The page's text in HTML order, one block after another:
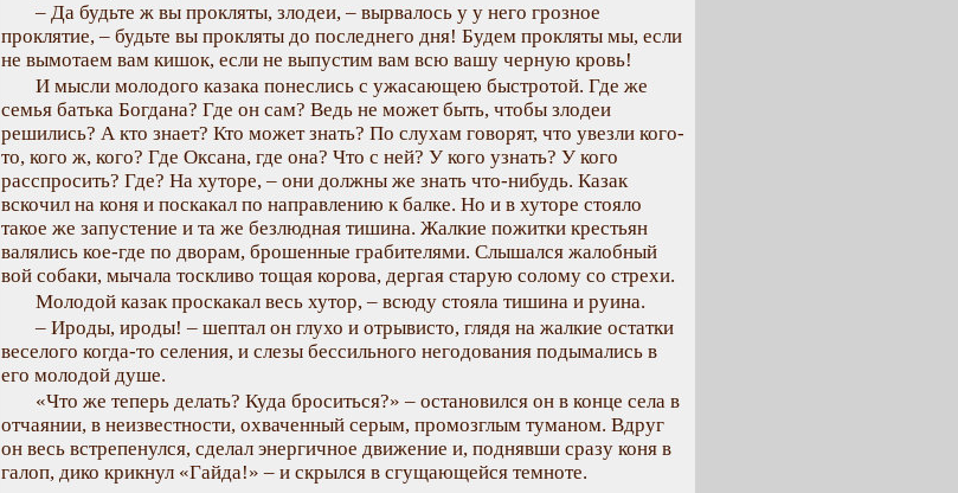
– Да будьте ж вы прокляты, злодеи, – вырвалось у у него грозное
проклятие, – будьте вы прокляты до последнего дня! Будем прокляты мы, если
не вымотаем вам кишок, если не выпустим вам всю вашу черную кровь!
И мысли молодого казака понеслись с ужасающею быстротой. Где же
семья батька Богдана? Где он сам? Ведь не может быть, чтобы злодеи
решились? А кто знает? Кто может знать? По слухам говорят, что увезли кого-
то, кого ж, кого? Где Оксана, где она? Что с ней? У кого узнать? У кого
расспросить? Где? На хуторе, – они должны же знать что-нибудь. Казак
вскочил на коня и поскакал по направлению к балке. Но и в хуторе стояло
такое же запустение и та же безлюдная тишина. Жалкие пожитки крестьян
валялись кое-где по дворам, брошенные грабителями. Слышался жалобный
вой собаки, мычала тоскливо тощая корова, дергая старую солому со стрехи.
Молодой казак проскакал весь хутор, – всюду стояла тишина и руина.
– Ироды, ироды! – шептал он глухо и отрывисто, глядя на жалкие остатки
веселого когда-то селения, и слезы бессильного негодования подымались в
его молодой душе.
«Что же теперь делать? Куда броситься?» – остановился он в конце села в
отчаянии, в неизвестности, охваченный серым, промозглым туманом. Вдруг
он весь встрепенулся, сделал энергичное движение и, поднявши сразу коня в
галоп, дико крикнул «Гайда!» – и скрылся в сгущающейся темноте.